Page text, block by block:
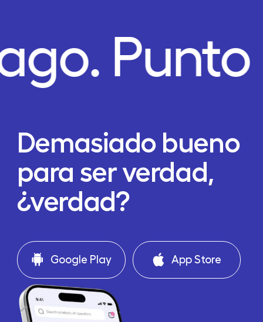
Demasiado bueno
para ser verdad,
¿verdad?
Google Play App Store